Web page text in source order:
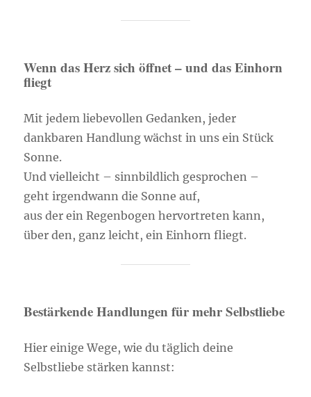
Wenn das Herz sich öffnet – und das Einhorn
fliegt
Mit jedem liebevollen Gedanken, jeder
dankbaren Handlung wächst in uns ein Stück
Sonne.
Und vielleicht – sinnbildlich gesprochen –
geht irgendwann die Sonne auf,
aus der ein Regenbogen hervortreten kann,
über den, ganz leicht, ein Einhorn fliegt.
Bestärkende Handlungen für mehr Selbstliebe
Hier einige Wege, wie du täglich deine
Selbstliebe stärken kannst: